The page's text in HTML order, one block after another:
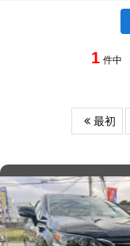
1 件中
最初